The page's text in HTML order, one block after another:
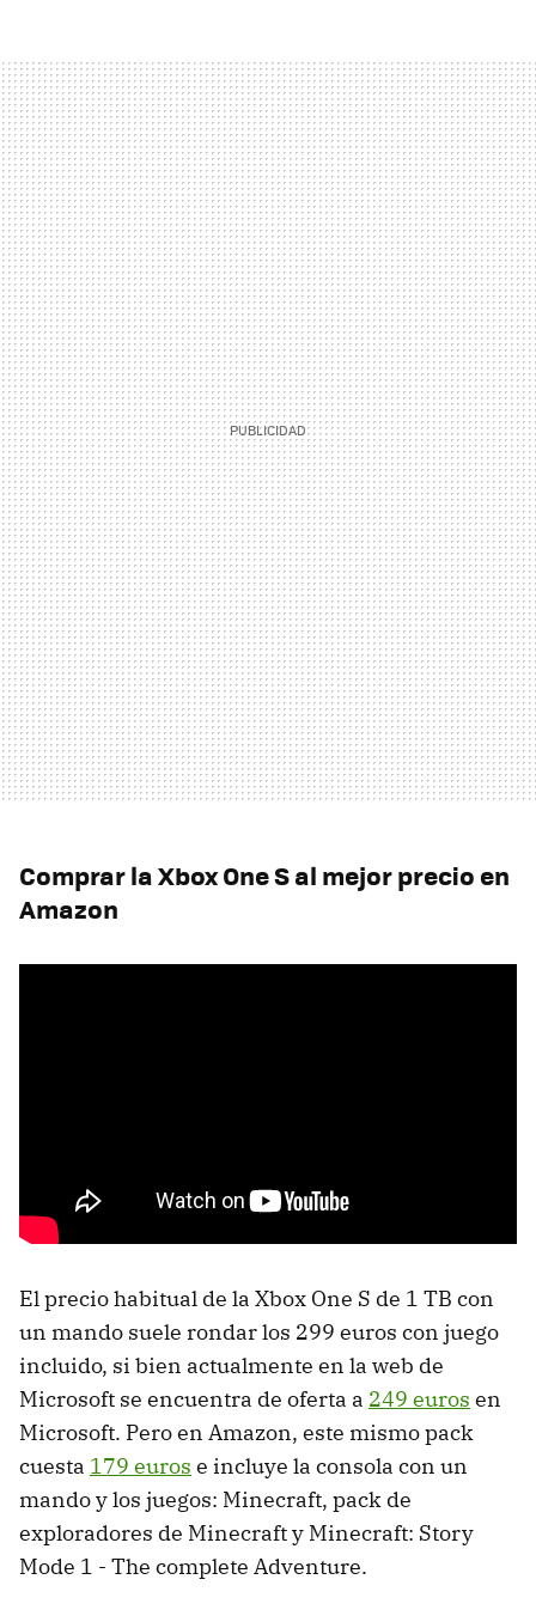
Comprar la Xbox One S al mejor precio en
Amazon
El precio habitual de la Xbox One S de 1 TB con
un mando suele rondar los 299 euros con juego
incluido, si bien actualmente en la web de
Microsoft se encuentra de oferta a 249 euros en
Microsoft. Pero en Amazon, este mismo pack
cuesta 179 euros e incluye la consola con un
mando y los juegos: Minecraft, pack de
exploradores de Minecraft y Minecraft: Story
Mode 1 - The complete Adventure.